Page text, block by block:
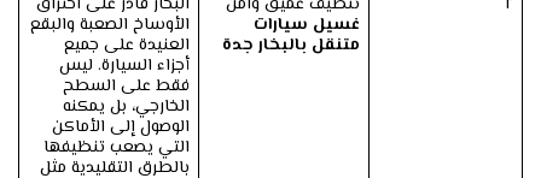
غسيل سيارات
متنقل بالبخار جدة
الأوساخ الصعبة والبقع
العنيدة على جميع
أجزاء السيارة. ليس
فقط على السطح
الخارجي، بل يمكنه
الوصول إلى الأماكن
التي يصعب تنظيفها
بالطرق التقليدية مثل